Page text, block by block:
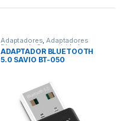
Adaptadores,Adaptadores
Bluetooth, Conectividad
ADAPTADOR BLUETOOTH
5.0 SAVIO BT-050